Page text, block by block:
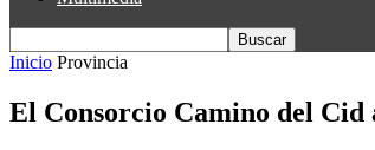
Inicio Provincia
El Consorcio Camino del Cid